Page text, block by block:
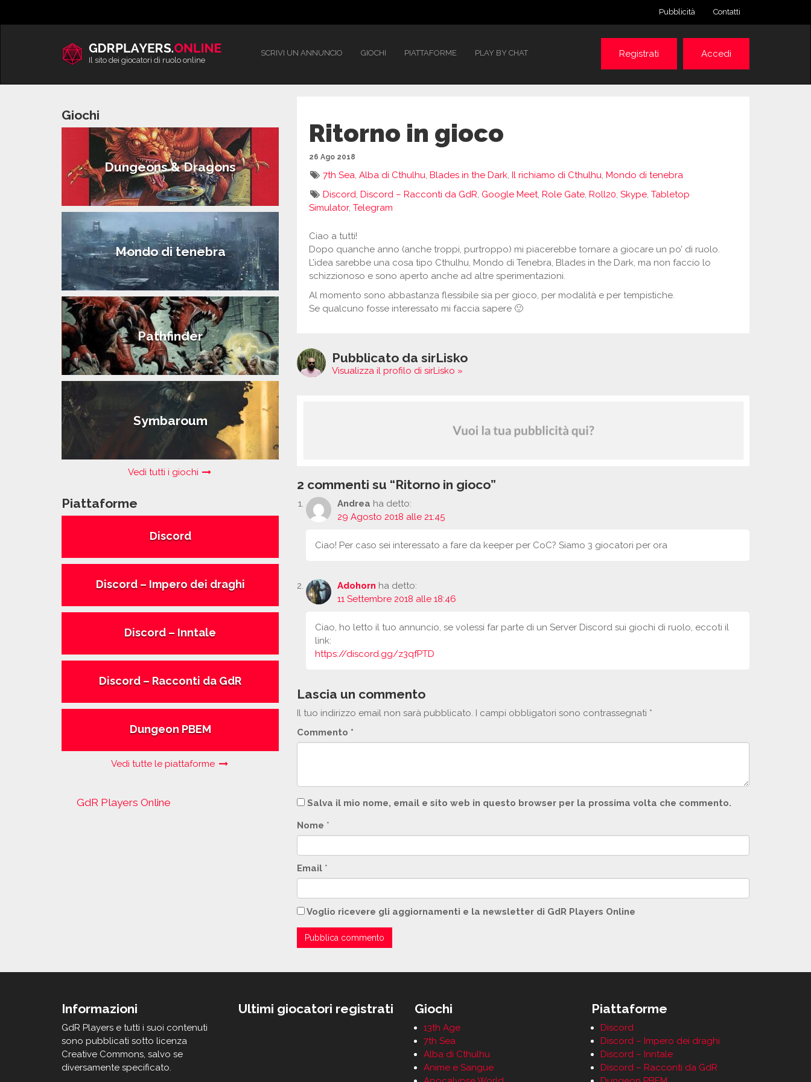
Pubblicità Contatti
Il sito dei giocatori di ruolo online
SCRIVI UN ANNUNCIO GIOCHI PIATTAFORME PLAY BY CHAT Registrati Accedi
Giochi
Dungeons & Dragons
Mondo di tenebra
Pathfinder
Symbaroum
Vedi tutti i giochi
Piattaforme
Discord
Discord – Impero dei draghi
Discord – Inntale
Discord – Racconti da GdR
Dungeon PBEM
Vedi tutte le piattaforme
GdR Players Online
Ritorno in gioco
26 Ago 2018
7th Sea,Alba di Cthulhu,Blades in the Dark,Il richiamo di Cthulhu,Mondo di tenebra
Discord,Discord – Racconti da GdR, Google Meet,Role Gate,Roll20,Skype,Tabletop
Simulator, Telegram
Ciao a tutti!
Dopo quanche anno (anche troppi, purtroppo) mi piacerebbe tornare a giocare un po’ di ruolo.
L’idea sarebbe una cosa tipo Cthulhu, Mondo di Tenebra, Blades in the Dark, ma non faccio lo
schizzionoso e sono aperto anche ad altre sperimentazioni.
Al momento sono abbastanza flessibile sia per gioco, per modalità e per tempistiche.
Se qualcuno fosse interessato mi faccia sapere 🙂
Pubblicato da sirLisko
Visualizza il profilo di sirLisko »
2 commenti su “Ritorno in gioco”
Andrea ha detto:
29 Agosto 2018 alle 21:45
Ciao! Per caso sei interessato a fare da keeper per CoC? Siamo 3 giocatori per ora
Adohorn ha detto:
11 Settembre 2018 alle 18:46
Ciao, ho letto il tuo annuncio, se volessi far parte di un Server Discord sui giochi di ruolo, eccoti il
link:
https://discord.gg/z3qfPTD
Lascia un commento
Il tuo indirizzo email non sarà pubblicato. I campi obbligatori sono contrassegnati *
Commento *
Salva il mio nome, email e sito web in questo browser per la prossima volta che commento.
Nome *
Email *
Voglio ricevere gli aggiornamenti e la newsletter di GdR Players Online
Informazioni
GdR Players e tutti i suoi contenuti
sono pubblicati sotto licenza
Creative Commons, salvo se
diversamente specificato.
Ultimi giocatori registrati Giochi
13th Age
7th Sea
Alba di Cthulhu
Anime e Sangue
Piattaforme
Discord
Discord – Impero dei draghi
Discord – Inntale
Discord – Racconti da GdR